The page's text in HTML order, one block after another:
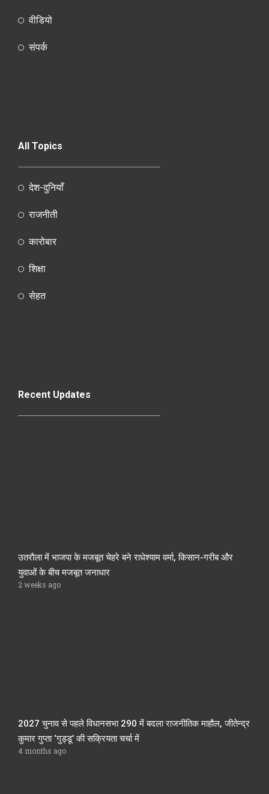
वीडियो
संपर्क
All Topics
देश-दुनियाँ
राजनीती
कारोबार
शिक्षा
सेहत
Recent Updates
उतरौला में भाजपा के मजबूत चेहरे बने राधेश्याम वर्मा, किसान-गरीब और
युवाओं के बीच मजबूत जनाधार
2 weeks ago
2027 चुनाव से पहले विधानसभा 290 में बदला राजनीतिक माहौल, जीतेन्द्र
कुमार गुप्ता ‘गुड्डू’ की सक्रियता चर्चा में
4 months ago